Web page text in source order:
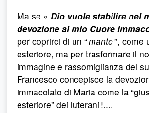
Ma se « Dio vuole stabilire nel
devozione al mio Cuore
per coprirci di un “manto”, come
esteriore, ma per trasformare il
immagine e rassomiglianza del
Francesco concepisce la
immacolato di Maria come la
esteriore” dei luterani !....